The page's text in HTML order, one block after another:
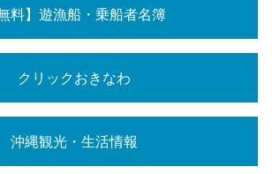
無料】遊漁船・乗船者名簿
クリックおきなわ
沖縄観光・生活情報